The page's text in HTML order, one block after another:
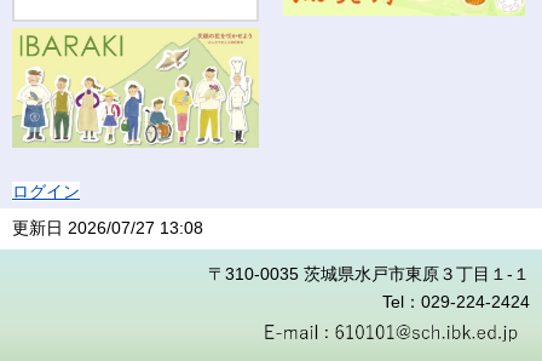
更新日 2026/07/27 13:08
ログイン
〒310-0035 茨城県水戸市東原３丁目１-１
Tel：029-224-2424